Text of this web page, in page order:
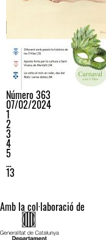
Número 363
07/02/2024
1
2
3
4
5
…
13
Amb la col·laboració de